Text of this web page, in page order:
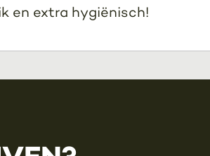
en extra hygiënisch!